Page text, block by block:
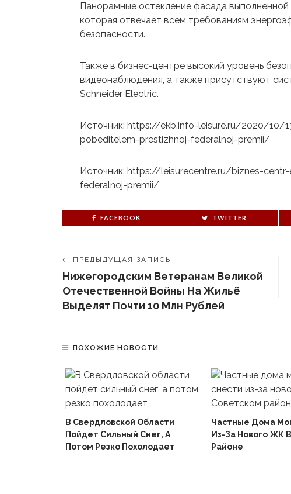
Панорамные остекление фасада
которая отвечает всем требованиям
безопасности.
Также в бизнес-центре высокий уровень
видеонаблюдения, а также присутствуют
Schneider Electric.
Источник: https://ekb.info-leisure.ru/2020/10/
pobeditelem-prestizhnoj-federalnoj-premii/
Источник: https://leisurecentre.ru/biznes-
federalnoj-premii/
FACEBOOK TWITTER
ПРЕДЫДУЩАЯ ЗАПИСЬ
Нижегородским Ветеранам Великой
Отечественной Войны На Жильё
Выделят Почти 10 Млн Рублей
ПОХОЖИЕ НОВОСТИ
В Свердловской Области
Пойдет Сильный Снег, А
Потом Резко Похолодает
Частные Дома
Из-За Нового ЖК
Районе